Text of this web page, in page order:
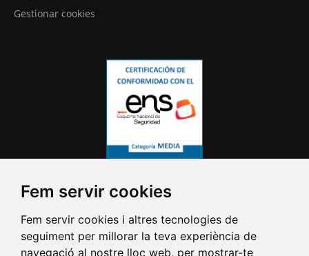
Fem servir cookies
Fem servir cookies i altres tecnologies de
seguiment per millorar la teva experiència de
navegació al nostre lloc web, per mostrar-te
Gestionar cookies